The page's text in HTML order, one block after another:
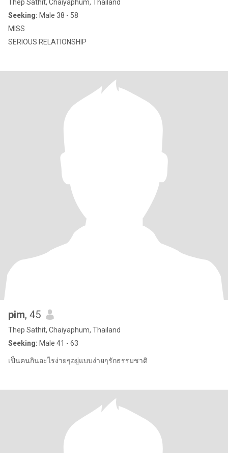
Thep Sathit, Chaiyaphum, Thailand
Seeking: Male 38 - 58
MISS
SERIOUS RELATIONSHIP
pim, 45
Thep Sathit, Chaiyaphum, Thailand
Seeking: Male 41 - 63
เป็นคนกินอะไรง่ายๆอยู่แบบง่ายๆรักธรรมชาติ